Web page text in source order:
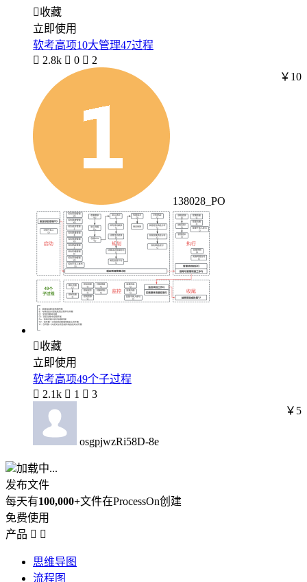
收藏
立即使用
软考高项10大管理47过程
 2.8k  0  2
138028_PO
￥10
收藏
立即使用
软考高项49个子过程
 2.1k  1  3
osgpjwzRi58D-8e
￥5
加载中...
发布文件
每天有100,000+文件在ProcessOn创建
免费使用
产品  
思维导图
流程图